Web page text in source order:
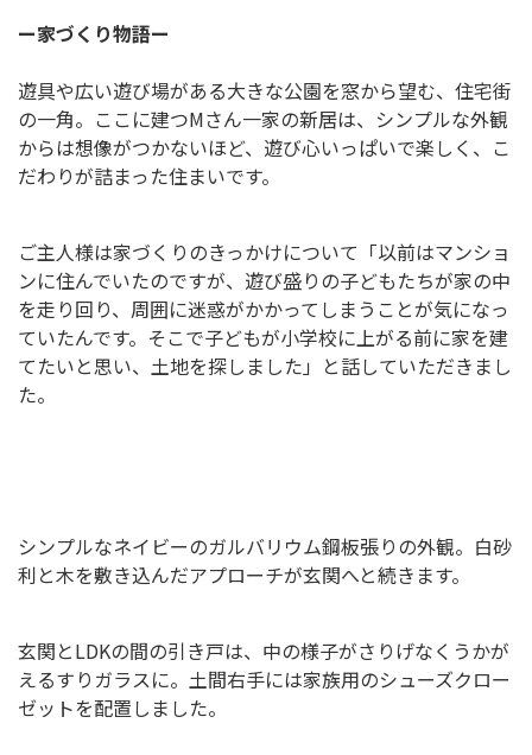
ー家づくり物語ー
遊具や広い遊び場がある大きな公園を窓から望む、住宅街
の一角。ここに建つMさん一家の新居は、シンプルな外観
からは想像がつかないほど、遊び心いっぱいで楽しく、こ
だわりが詰まった住まいです。
ご主人様は家づくりのきっかけについて 「以前はマンショ
ンに住んでいたのですが、遊び盛りの子どもたちが家の中
を走り回り、周囲に迷惑がかかってしまうことが気になっ
ていたんです。そこで子どもが小学校に上がる前に家を建
てたいと思い、土地を探しました」と話していただきまし
た。
シンプルなネイビーのガルバリウム鋼板張りの外観。白砂
利と木を敷き込んだアプローチが玄関へと続きます。
玄関とLDKの間の引き戸は、中の様子がさりげなくうかが
えるすりガラスに。土間右手には家族用のシューズクロー
ゼットを配置しました。